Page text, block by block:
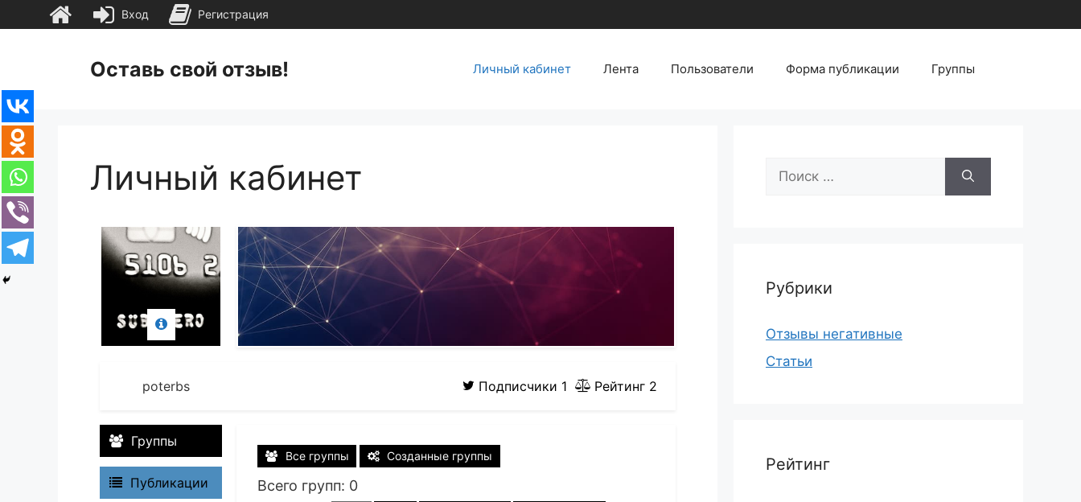
содержимомуОставь свой отзыв! Личный кабинет Лента Пользователи Форма публикации Группы
Личный кабинет
poterbs Подписчики 1 Рейтинг 2
Группы
Публикации
Все группы Созданные группы
Всего групп: 0
Поиск:
Рубрики
Отзывы негативные
Статьи
Рейтинг
Вход Регистрация